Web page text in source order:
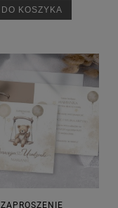
DO KOSZYKA
ZAPROSZENIE